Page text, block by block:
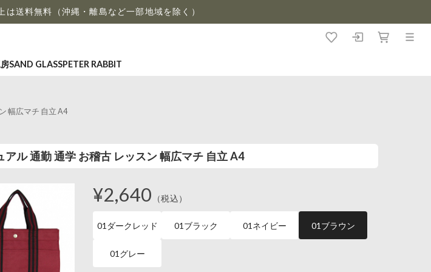
は送料無料（沖縄・離島など一部地域を除く）
SAND GLASSPETER RABBIT
幅広マチ 自立 A4
ル 通勤 通学 お稽古 レッスン 幅広マチ 自立 A4
¥2,640 （税込）
01ダークレッド 01ブラック 01ネイビー 01ブラウン
01グレー